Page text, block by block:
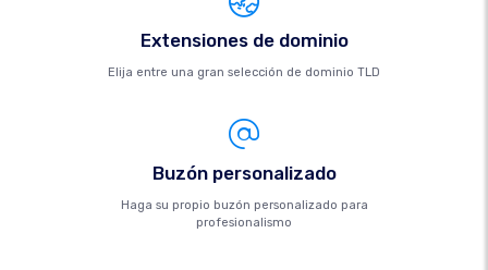
Extensiones de dominio
Elija entre una gran selección de dominio TLD
Buzón personalizado
Haga su propio buzón personalizado para
profesionalismo